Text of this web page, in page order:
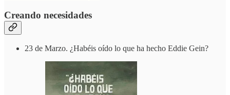
Creando necesidades
23 de Marzo. ¿Habéis oído lo que ha hecho Eddie Gein?